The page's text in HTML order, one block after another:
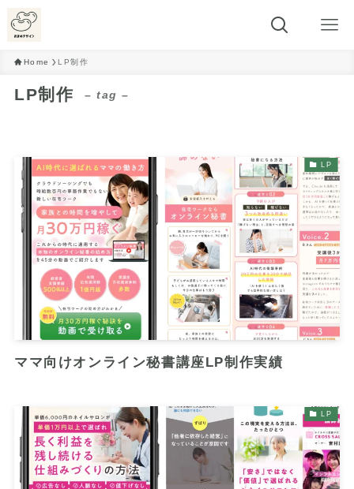
Home LP制作
LP制作 – tag –
LP
ママ向けオンライン秘書講座LP制作実績
LP